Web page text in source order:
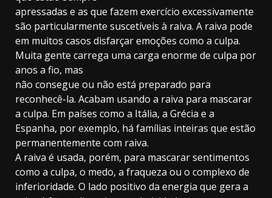
apressadas e as que fazem exercício excessivamente
são particularmente suscetíveis à raiva. A raiva pode
em muitos casos disfarçar emoções como a culpa.
Muita gente carrega uma carga enorme de culpa por
anos a fio, mas
não consegue ou não está preparado para
reconhecê-la. Acabam usando a raiva para mascarar
a culpa. Em países como a Itália, a Grécia e a
Espanha, por exemplo, há famílias inteiras que estão
permanentemente com raiva.
A raiva é usada, porém, para mascarar sentimentos
como a culpa, o medo, a fraqueza ou o complexo de
inferioridade. O lado positivo da energia que gera a